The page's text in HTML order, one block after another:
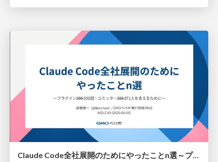
Claude Code全社展開のためにやったことn選～プラグイン302個・コミッター271人を支えるために～